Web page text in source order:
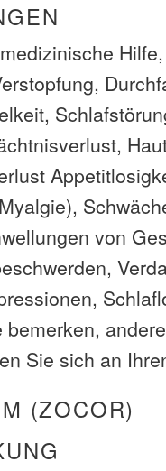
von
bemerken,
Sie sich an
(ZOCOR)